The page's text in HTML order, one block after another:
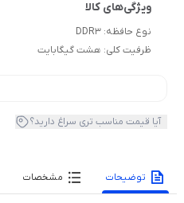
نوع حافظه: DDR3
ظرفیت کلی: هشت گیگابایت
آیا قیمت مناسب تری سراغ دارید؟
توضیحات مشخصات